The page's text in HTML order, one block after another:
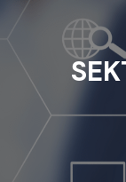
content